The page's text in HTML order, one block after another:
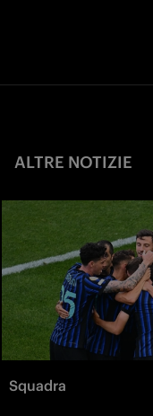
ALTRE NOTIZIE
Squadra